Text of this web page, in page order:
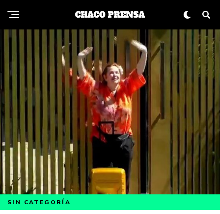
SIN CATEGORÍA